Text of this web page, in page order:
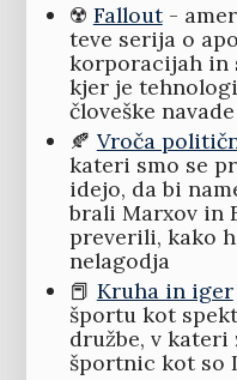
☢️ Fallout-
teve serija o
korporacijah in
kjer je
človeške
🍂 Vroča
kateri smo se
idejo, da bi
brali Marxov in
preverili, kako
nelagodja
📕 Kruha in iger
športu kot
družbe, v
športnic kot so